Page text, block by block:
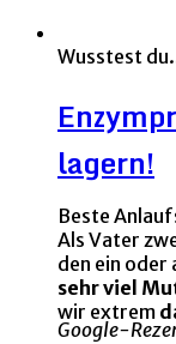
Wusstest
lagern!
Beste
Als Vater
den ein
sehr viel
wir extrem
Google-